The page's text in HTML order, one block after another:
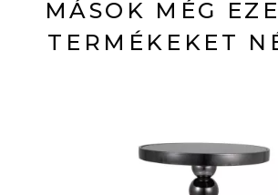
MÁSOK MÉG
TERMÉKEKET